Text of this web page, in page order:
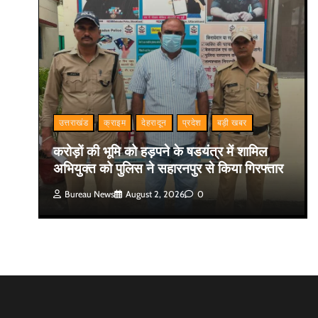
उत्तराखंड क्राइम देहरादून प्रदेश बड़ी खबर
करोड़ों की भूमि को हड़पने के षडयंत्र में शामिल
अभियुक्त को पुलिस ने सहारनपुर से किया गिरफ्तार
Bureau News August 2, 2026 0